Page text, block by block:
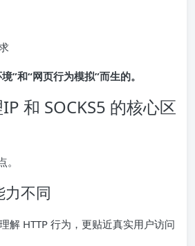
”和“网页行为模拟”而生的。
和 SOCKS5 的核心区
不同
解 HTTP 行为，更贴近真实用户访问